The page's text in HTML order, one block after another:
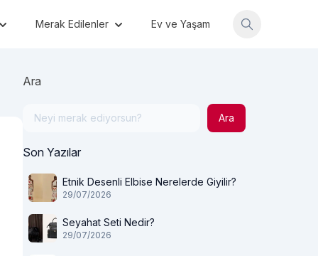
Merak Edilenler Ev ve Yaşam
Ara
Ara
Son Yazılar
Etnik Desenli Elbise Nerelerde Giyilir?
29/07/2026
Seyahat Seti Nedir?
29/07/2026